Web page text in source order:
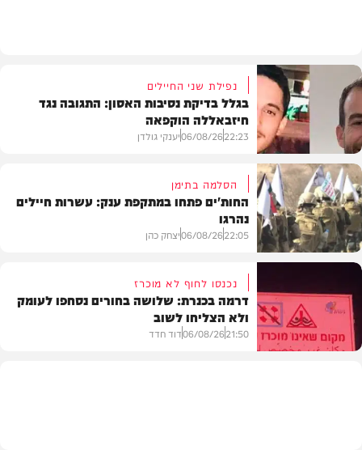
צבא וביטחון
נפילת שני החיילים
בגלל בדיקת נסיבות האסון: התגובה נגד
חיזבאללה הוקפאה
22:23
06/08/26יענקי גולדן
בעולם
הסלמה בתימן
החות'ים פתחו במתקפת ענק: עשרות חיילים
נהרגו
22:05
06/08/26יצחק כהן
נכנסו לחוף לא מוכרז
דרמה בכנרת: שלושה בחורים נסחפו לעומק
ולא הצליחו לשוב
21:50
06/08/26דוד חדד